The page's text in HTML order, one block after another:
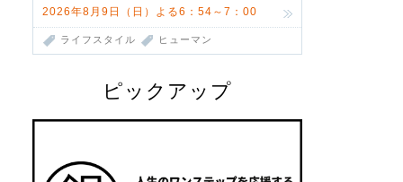
2026年8月9日（日）よる6：54～7：00
ライフスタイル ヒューマン
ピックアップ